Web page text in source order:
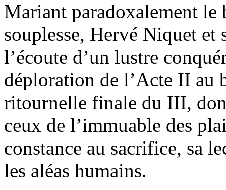
Mariant paradoxalement
souplesse, Hervé Niquet
l’écoute d’un lustre
déploration de l’Acte II au
ritournelle finale du III,
ceux de l’immuable des
constance au sacrifice, sa
les aléas humains.